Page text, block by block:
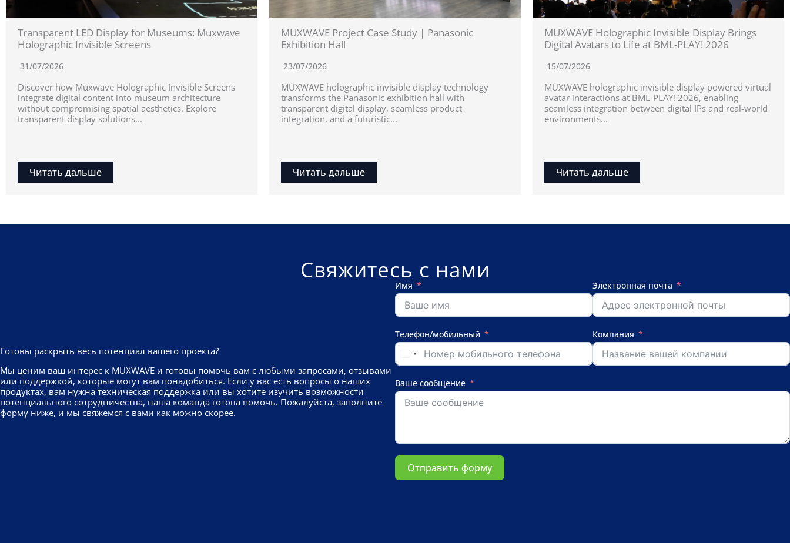
Transparent LED Display for Museums: Muxwave
Holographic Invisible Screens
31/07/2026
Discover how Muxwave Holographic Invisible Screens
integrate digital content into museum architecture
without compromising spatial aesthetics. Explore
transparent display solutions...
Читать дальше
MUXWAVE Project Case Study | Panasonic
Exhibition Hall
23/07/2026
MUXWAVE holographic invisible display technology
transforms the Panasonic exhibition hall with
transparent digital display, seamless product
integration, and a futuristic...
Читать дальше
MUXWAVE Holographic Invisible Display Brings
Digital Avatars to Life at BML-PLAY! 2026
15/07/2026
MUXWAVE holographic invisible display powered virtual
avatar interactions at BML-PLAY! 2026, enabling
seamless integration between digital IPs and real-world
environments...
Читать дальше
Свяжитесь с нами
Готовы раскрыть весь потенциал вашего проекта?
Мы ценим ваш интерес к MUXWAVE и готовы помочь вам с любыми запросами, отзывами
или поддержкой, которые могут вам понадобиться. Если у вас есть вопросы о наших
продуктах, вам нужна техническая поддержка или вы хотите изучить возможности
потенциального сотрудничества, наша команда готова помочь. Пожалуйста, заполните
форму ниже, и мы свяжемся с вами как можно скорее.
Имя Электронная почта
Телефон/мобильный Компания
Ваше сообщение
Отправить форму